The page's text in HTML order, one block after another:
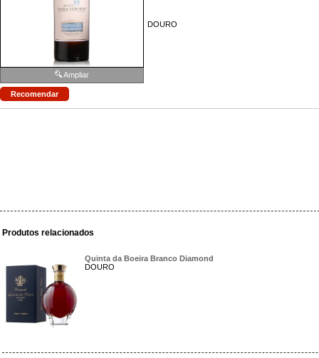
Ampliar
DOURO
Produtos relacionados
Quinta da Boeira Branco Diamond
DOURO